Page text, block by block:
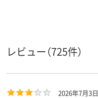
レビュー（725件）
2026年7月3日